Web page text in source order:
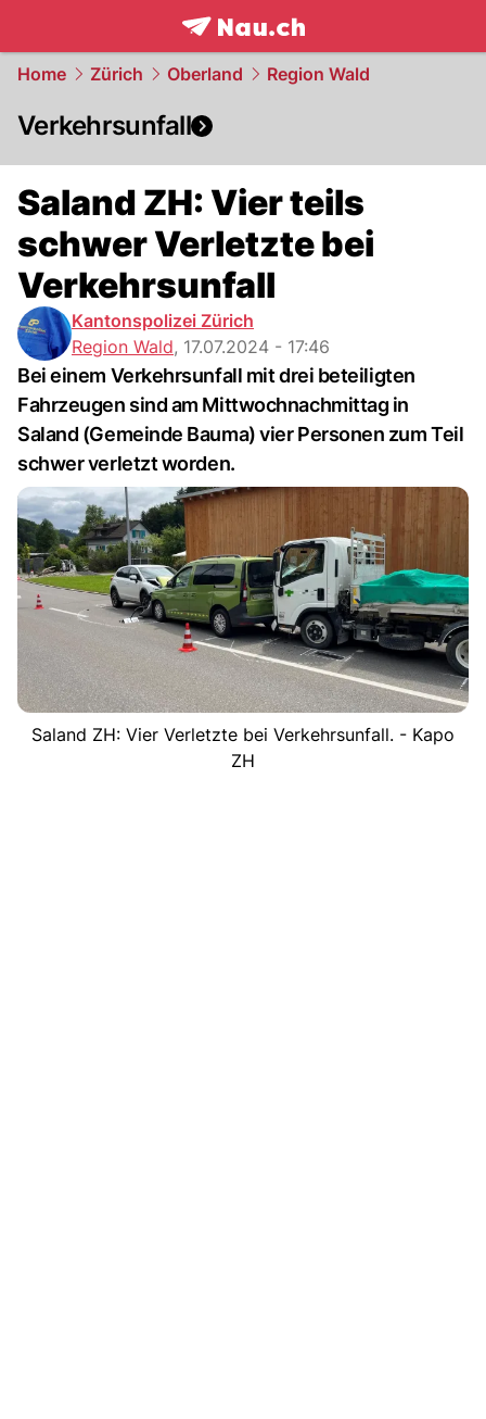
frontpage.NAU.ch
Home Zürich Oberland Region Wald
Verkehrsunfall
Saland ZH: Vier teils
schwer Verletzte bei
Verkehrsunfall
Kantonspolizei Zürich
Region Wald, 17.07.2024 - 17:46
Bei einem Verkehrsunfall mit drei beteiligten
Fahrzeugen sind am Mittwochnachmittag in
Saland (Gemeinde Bauma) vier Personen zum Teil
schwer verletzt worden.
Saland ZH: Vier Verletzte bei Verkehrsunfall. - Kapo
ZH